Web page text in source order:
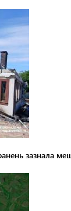
зазнала